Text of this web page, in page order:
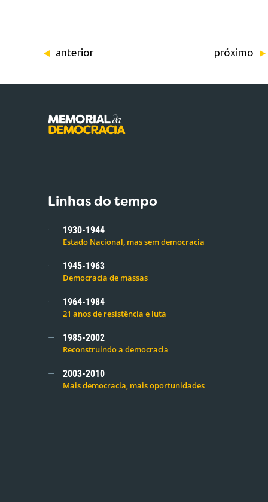
anterior próximo
Linhas do tempo
1930-1944
Estado Nacional, mas sem democracia
1945-1963
Democracia de massas
1964-1984
21 anos de resistência e luta
1985-2002
Reconstruindo a democracia
2003-2010
Mais democracia, mais oportunidades